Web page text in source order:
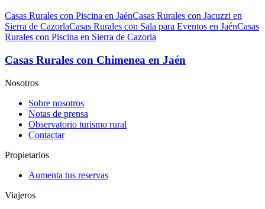
Casas Rurales con Piscina en JaénCasas Rurales con Jacuzzi en
Sierra de CazorlaCasas Rurales con Sala para Eventos en JaénCasas
Rurales con Piscina en Sierra de Cazorla
Casas Rurales con Chimenea en Jaén
Nosotros
Sobre nosotros
Notas de prensa
Observatorio turismo rural
Contactar
Propietarios
Aumenta tus reservas
Viajeros